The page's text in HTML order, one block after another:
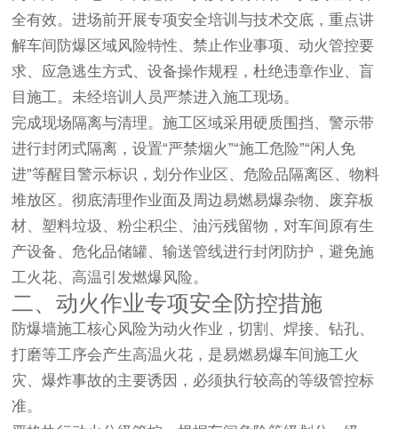
全有效。进场前开展专项安全培训与技术交底，重点讲
解车间防爆区域风险特性、禁止作业事项、动火管控要
求、应急逃生方式、设备操作规程，杜绝违章作业、盲
目施工。未经培训人员严禁进入施工现场。
完成现场隔离与清理。施工区域采用硬质围挡、警示带
进行封闭式隔离，设置“严禁烟火”“施工危险”“闲人免
进”等醒目警示标识，划分作业区、危险品隔离区、物料
堆放区。彻底清理作业面及周边易燃易爆杂物、废弃板
材、塑料垃圾、粉尘积尘、油污残留物，对车间原有生
产设备、危化品储罐、输送管线进行封闭防护，避免施
工火花、高温引发燃爆风险。
二、动火作业专项安全防控措施
防爆墙施工核心风险为动火作业，切割、焊接、钻孔、
打磨等工序会产生高温火花，是易燃易爆车间施工火
灾、爆炸事故的主要诱因，必须执行较高的等级管控标
准。